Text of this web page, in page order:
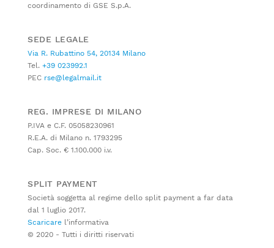
coordinamento di GSE S.p.A.
SEDE LEGALE
Via R. Rubattino 54, 20134 Milano
Tel. +39 023992.1
PEC rse@legalmail.it
REG. IMPRESE DI MILANO
P.IVA e C.F. 05058230961
R.E.A. di Milano n. 1793295
Cap. Soc. € 1.100.000 i.v.
SPLIT PAYMENT
Società soggetta al regime dello split payment a far data
dal 1 luglio 2017.
Scaricare l’informativa
© 2020 - Tutti i diritti riservati